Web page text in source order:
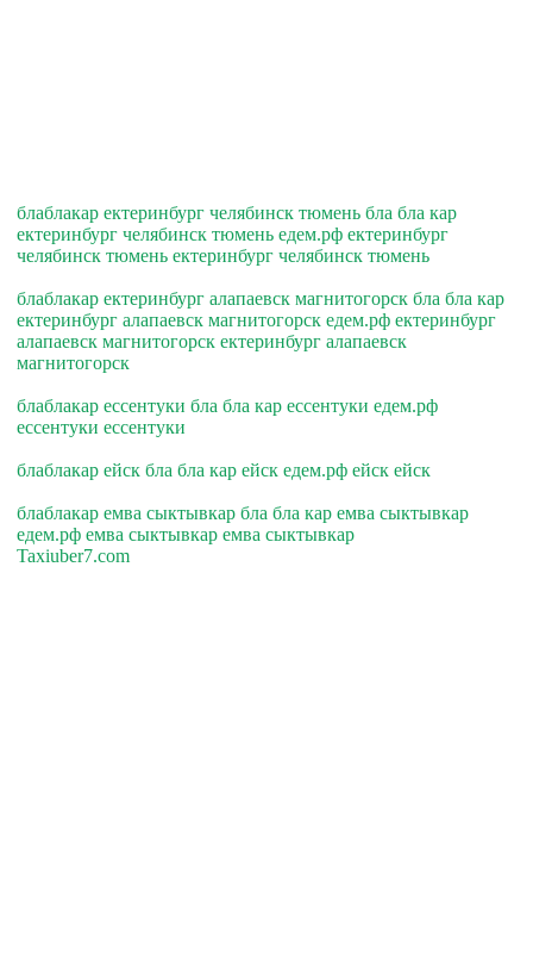
блаблакар ектеринбург челябинск тюмень бла бла кар
ектеринбург челябинск тюмень едем.рф ектеринбург
челябинск тюмень ектеринбург челябинск тюмень
блаблакар ектеринбург алапаевск магнитогорск бла бла кар
ектеринбург алапаевск магнитогорск едем.рф ектеринбург
алапаевск магнитогорск ектеринбург алапаевск
магнитогорск
блаблакар ессентуки бла бла кар ессентуки едем.рф
ессентуки ессентуки
блаблакар ейск бла бла кар ейск едем.рф ейск ейск
блаблакар емва сыктывкар бла бла кар емва сыктывкар
едем.рф емва сыктывкар емва сыктывкар
Taxiuber7.com